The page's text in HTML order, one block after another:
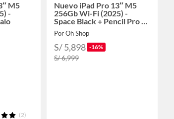
M5
-
(2)
Nuevo iPad Pro 13″ M5
256Gb Wi-Fi (2025) -
Space Black + Pencil Pro +
Regalo
Por Oh Shop
S/ 5,898 -16%
S/ 6,999